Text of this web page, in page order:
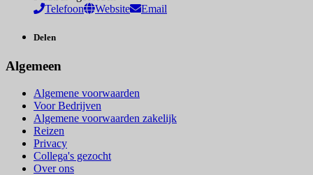
Telefoon
Website Email
Delen
Algemeen
Algemene voorwaarden
Voor Bedrijven
Algemene voorwaarden zakelijk
Reizen
Privacy
Collega's gezocht
Over ons